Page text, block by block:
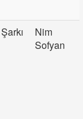
Şarkı
Nim
Sofyan